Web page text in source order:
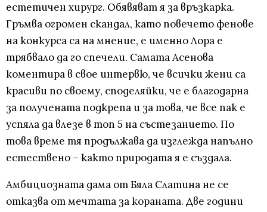
естетичен хирург. Обявяват я за връзкарка.
Гръмва огромен скандал, като повечето фенове
на конкурса са на мнение, е именно Лора е
трябвало да го спечели. Самата Асенова
коментира в свое интервю, че всички жени са
красиви по своему, споделяйки, че е благодарна
за получената подкрепа и за това, че все пак е
успяла да влезе в топ 5 на състезанието. По
това време тя продължава да изглежда напълно
естествено – както природата я е създала.
Амбициозната дама от Бяла Слатина не се
отказва от мечтата за кораната. Две години